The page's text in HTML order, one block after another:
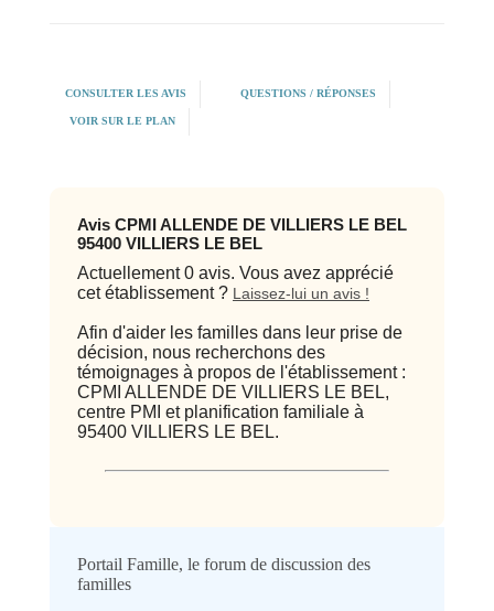
CONSULTER LES AVIS QUESTIONS / RÉPONSES
VOIR SUR LE PLAN
Avis CPMI ALLENDE DE VILLIERS LE BEL
95400 VILLIERS LE BEL
Actuellement 0 avis. Vous avez apprécié
cet établissement ? Laissez-lui un avis !
Afin d'aider les familles dans leur prise de
décision, nous recherchons des
témoignages à propos de l'établissement :
CPMI ALLENDE DE VILLIERS LE BEL,
centre PMI et planification familiale à
95400 VILLIERS LE BEL.
Avis
Portail Famille, le forum de discussion des
familles